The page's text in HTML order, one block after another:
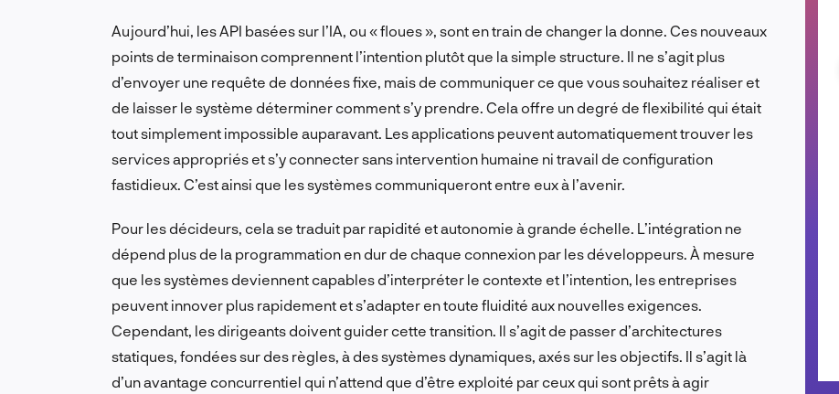
Aujourd’hui, les API basées sur l’IA, ou « floues », sont en train de changer la donne. Ces nouveaux
points de terminaison comprennent l’intention plutôt que la simple structure. Il ne s’agit plus
d’envoyer une requête de données fixe, mais de communiquer ce que vous souhaitez réaliser et
de laisser le système déterminer comment s’y prendre. Cela offre un degré de flexibilité qui était
tout simplement impossible auparavant. Les applications peuvent automatiquement trouver les
services appropriés et s’y connecter sans intervention humaine ni travail de configuration
fastidieux. C’est ainsi que les systèmes communiqueront entre eux à l’avenir.
Pour les décideurs, cela se traduit par rapidité et autonomie à grande échelle. L’intégration ne
dépend plus de la programmation en dur de chaque connexion par les développeurs. À mesure
que les systèmes deviennent capables d’interpréter le contexte et l’intention, les entreprises
peuvent innover plus rapidement et s’adapter en toute fluidité aux nouvelles exigences.
Cependant, les dirigeants doivent guider cette transition. Il s’agit de passer d’architectures
statiques, fondées sur des règles, à des systèmes dynamiques, axés sur les objectifs. Il s’agit là
d’un avantage concurrentiel qui n’attend que d’être exploité par ceux qui sont prêts à agir